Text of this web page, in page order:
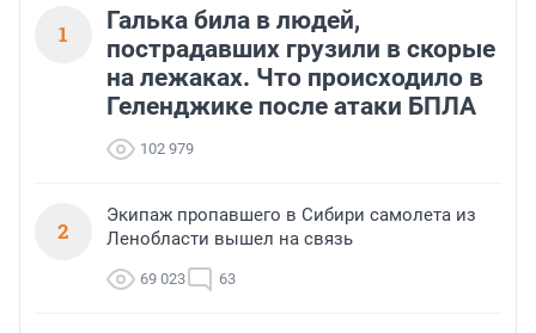
1
Галька била в людей,
пострадавших грузили в скорые
на лежаках. Что происходило в
Геленджике после атаки БПЛА
102 979
2
Экипаж пропавшего в Сибири самолета из
Ленобласти вышел на связь
69 023 63